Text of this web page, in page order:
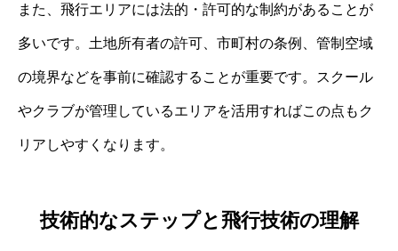
また、飛行エリアには法的・許可的な制約があることが
多いです。土地所有者の許可、市町村の条例、管制空域
の境界などを事前に確認することが重要です。スクール
やクラブが管理しているエリアを活用すればこの点もク
リアしやすくなります。
技術的なステップと飛行技術の理解